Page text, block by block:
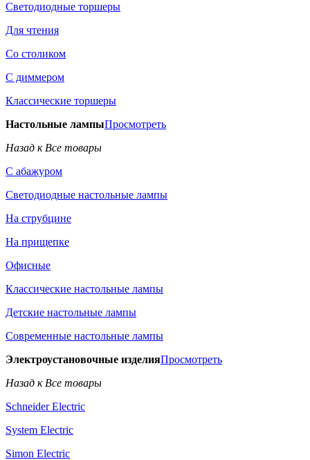
Светодиодные торшеры
Для чтения
Со столиком
С диммером
Классические торшеры
Настольные лампыПросмотреть
Назад к Все товары
С абажуром
Светодиодные настольные лампы
На струбцине
На прищепке
Офисные
Классические настольные лампы
Детские настольные лампы
Современные настольные лампы
Электроустановочные изделияПросмотреть
Назад к Все товары
Schneider Electric
System Electric
Simon Electric